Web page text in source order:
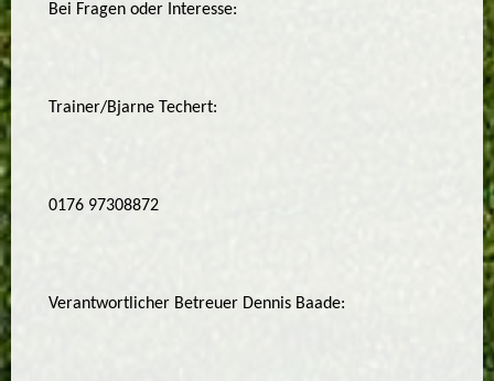
Bei Fragen oder Interesse:
Trainer/Bjarne Techert:
0176 97308872
Verantwortlicher Betreuer Dennis Baade: